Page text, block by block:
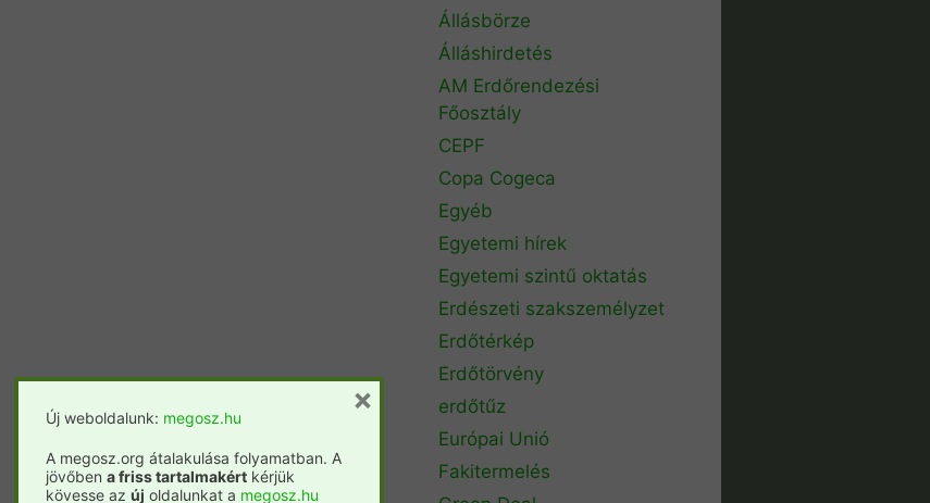
Állásbörze
Álláshirdetés
AM Erdőrendezési
Főosztály
CEPF
Copa Cogeca
Egyéb
Egyetemi hírek
Egyetemi szintű oktatás
Erdészeti szakszemélyzet
Erdőtérkép
Erdőtörvény
erdőtűz
Európai Unió
Fakitermelés
Új weboldalunk: megosz.hu
A megosz.org átalakulása folyamatban. A
jövőben a friss tartalmakért kérjük
kövesse az új oldalunkat a megosz.hu
×